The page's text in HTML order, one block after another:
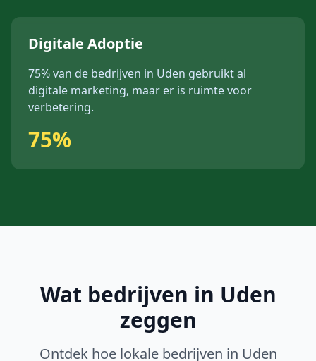
Digitale Adoptie
75%van de bedrijven in Uden gebruikt al
digitale marketing, maar er is ruimte voor
verbetering.
75%
Wat bedrijven in Uden
zeggen
Ontdek hoe lokale bedrijven in Uden